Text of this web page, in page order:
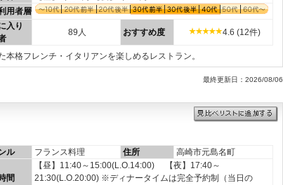
用者層
入り
89人 おすすめ度 4.6 (12件)
格フレンチ・イタリアンを楽しめるレストラン。
最終更新日：2026/08/06
ル フランス料理 住所 高崎市元島名町
間
【昼】11:40～15:00(L.O.14:00) 【夜】17:40～
21:30(L.O.20:00) ※ディナータイムは完全予約制（当日の